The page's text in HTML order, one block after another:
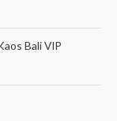
Bali VIP